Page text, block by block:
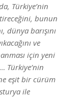
Türkiye’nin
bunun
dünya barışını
ve
için yeni
Türkiye’nin
eşit bir cürüm
ile